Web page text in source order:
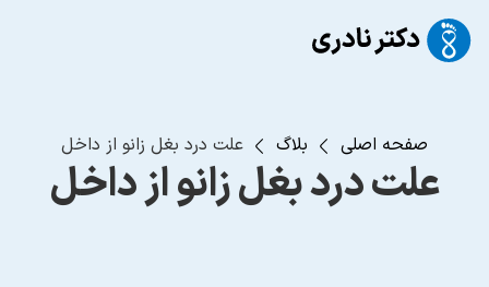
صفحه اصلی بلاگ علت درد بغل زانو از داخل
علت درد بغل زانو از داخل